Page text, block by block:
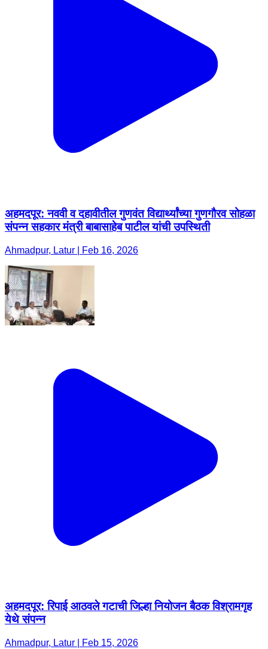
अहमदपूर: नववी व दहावीतील गुणवंत विद्यार्थ्यांच्या गुणगौरव सोहळा
संपन्न सहकार मंत्री बाबासाहेब पाटील यांची उपस्थिती
Ahmadpur, Latur | Feb 16, 2026
अहमदपूर: रिपाई आठवले गटाची जिल्हा नियोजन बैठक विश्रामगृह
येथे संपन्न
Ahmadpur, Latur | Feb 15, 2026